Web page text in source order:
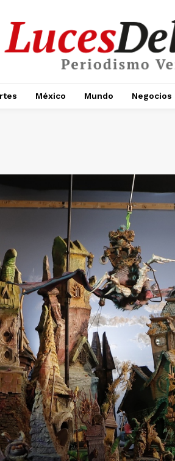
México Mundo Negocios